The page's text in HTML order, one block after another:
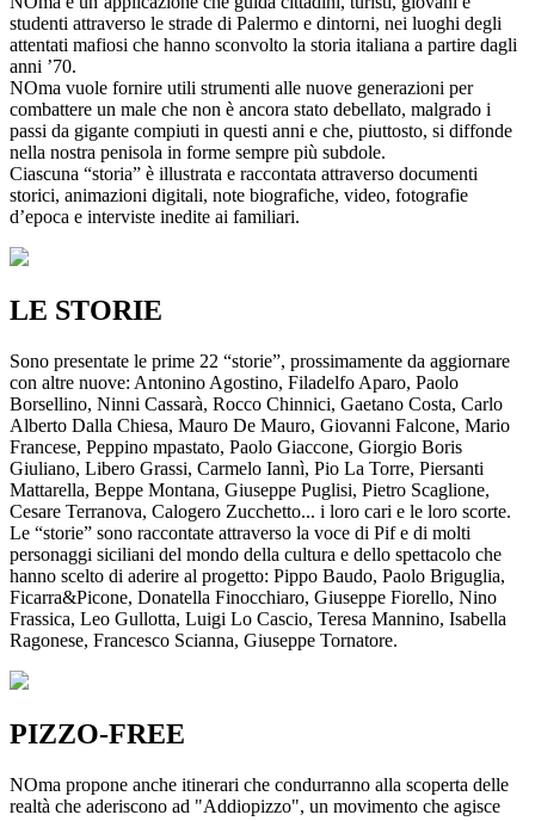
studenti attraverso le strade di Palermo e dintorni, nei luoghi degli
attentati mafiosi che hanno sconvolto la storia italiana a partire dagli
anni ’70.
NOma vuole fornire utili strumenti alle nuove generazioni per
combattere un male che non è ancora stato debellato, malgrado i
passi da gigante compiuti in questi anni e che, piuttosto, si diffonde
nella nostra penisola in forme sempre più subdole.
Ciascuna “storia” è illustrata e raccontata attraverso documenti
storici, animazioni digitali, note biografiche, video, fotografie
d’epoca e interviste inedite ai familiari.
LE STORIE
Sono presentate le prime 22 “storie”, prossimamente da aggiornare
con altre nuove: Antonino Agostino, Filadelfo Aparo, Paolo
Borsellino, Ninni Cassarà, Rocco Chinnici, Gaetano Costa, Carlo
Alberto Dalla Chiesa, Mauro De Mauro, Giovanni Falcone, Mario
Francese, Peppino mpastato, Paolo Giaccone, Giorgio Boris
Giuliano, Libero Grassi, Carmelo Iannì, Pio La Torre, Piersanti
Mattarella, Beppe Montana, Giuseppe Puglisi, Pietro Scaglione,
Cesare Terranova, Calogero Zucchetto... i loro cari e le loro scorte.
Le “storie” sono raccontate attraverso la voce di Pif e di molti
personaggi siciliani del mondo della cultura e dello spettacolo che
hanno scelto di aderire al progetto: Pippo Baudo, Paolo Briguglia,
Ficarra&Picone, Donatella Finocchiaro, Giuseppe Fiorello, Nino
Frassica, Leo Gullotta, Luigi Lo Cascio, Teresa Mannino, Isabella
Ragonese, Francesco Scianna, Giuseppe Tornatore.
PIZZO-FREE
NOma propone anche itinerari che condurranno alla scoperta delle
realtà che aderiscono ad "Addiopizzo", un movimento che agisce